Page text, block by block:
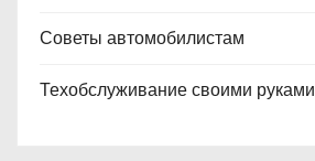
Советы автомобилистам
Техобслуживание своими руками